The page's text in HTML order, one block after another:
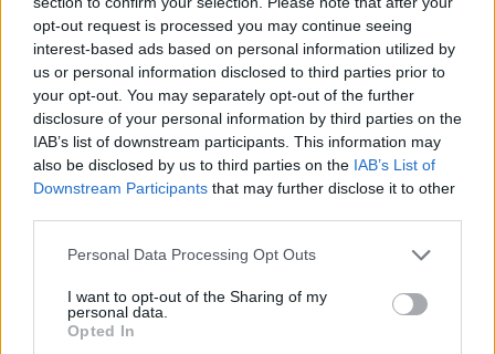
opt-out request is processed you may continue seeing
interest-based ads based on personal information utilized by
us or personal information disclosed to third parties prior to
your opt-out. You may separately opt-out of the further
disclosure of your personal information by third parties on the
IAB’s list of downstream participants. This information may
also be disclosed by us to third parties on the IAB’s List of
Downstream Participants that may further disclose it to other
Please note that this website/app uses one or more Google
not limited to your visit or usage behaviour. You may click to
grant or deny consent to Google and its third-party tags to
use your data for below specified purposes in below Google
Personal Data Processing Opt Outs
I want to opt-out of the Sharing of my
personal data.
Opted In
ÖRÖMHÍR: TÍZ ÉVE NEM VOLT ILYEN ALACSONY AZ
INFLÁCIÓ MAGYARORSZÁGON
Júliusban mindössze 1,2 százalékkal emelkedtek éves
összevetésben a fogyasztói árak, miközben az élelmiszerek ára
már csökkent.